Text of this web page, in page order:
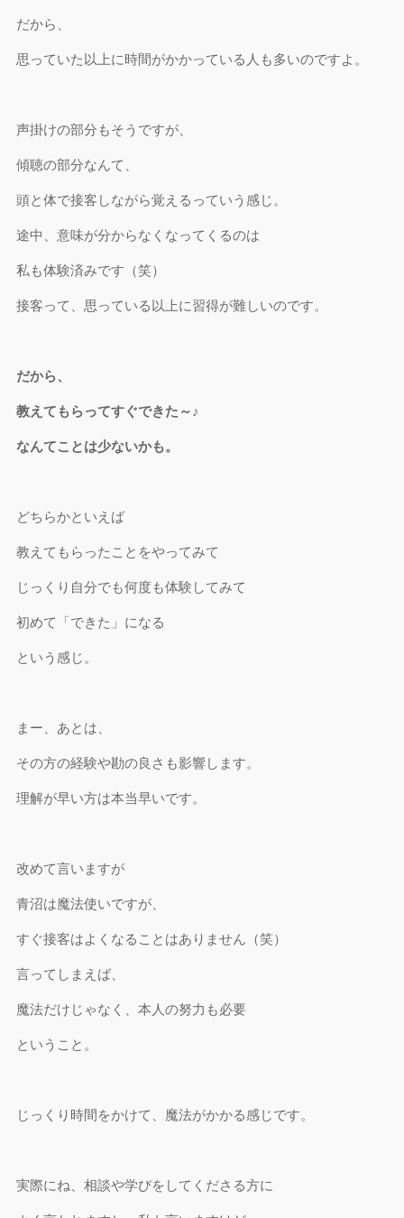
だから、
思っていた以上に時間がかかっている人も多いのですよ。
声掛けの部分もそうですが、
傾聴の部分なんて、
頭と体で接客しながら覚えるっていう感じ。
途中、意味が分からなくなってくるのは
私も体験済みです（笑）
接客って、思っている以上に習得が難しいのです。
だから、
教えてもらってすぐできた～♪
なんてことは少ないかも。
どちらかといえば
教えてもらったことをやってみて
じっくり自分でも何度も体験してみて
初めて「できた」になる
という感じ。
まー、あとは、
その方の経験や勘の良さも影響します。
理解が早い方は本当早いです。
改めて言いますが
青沼は魔法使いですが、
すぐ接客はよくなることはありません（笑）
言ってしまえば、
魔法だけじゃなく、本人の努力も必要
ということ。
じっくり時間をかけて、魔法がかかる感じです。
実際にね、相談や学びをしてくださる方に